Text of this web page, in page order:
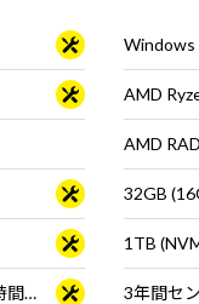
3年間センドバック修理保証・24時間×365日電話サポート
タ・マウ
Windows
AMD
AMD
32GB
1TB